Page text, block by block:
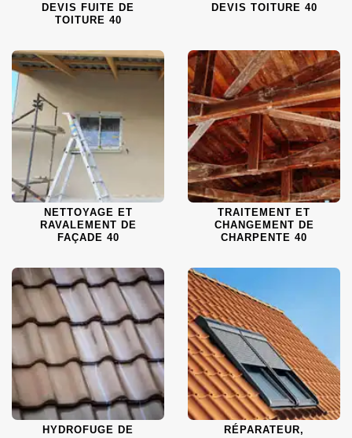
DEVIS FUITE DE
TOITURE 40
DEVIS TOITURE 40
NETTOYAGE ET
RAVALEMENT DE
FAÇADE 40
TRAITEMENT ET
CHANGEMENT DE
CHARPENTE 40
HYDROFUGE DE
RÉPARATEUR,